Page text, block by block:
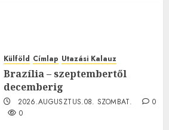
Külföld Címlap Utazási Kalauz
Brazília – szeptembertől
decemberig
2026.AUGUSZTUS.08. SZOMBAT.
0
0